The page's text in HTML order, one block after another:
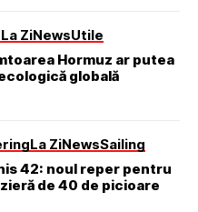
La ZiNewsUtile
Hormuz ar putea
globală
La ZiNewsSailing
42: noul reper pentru
de 40 de picioare